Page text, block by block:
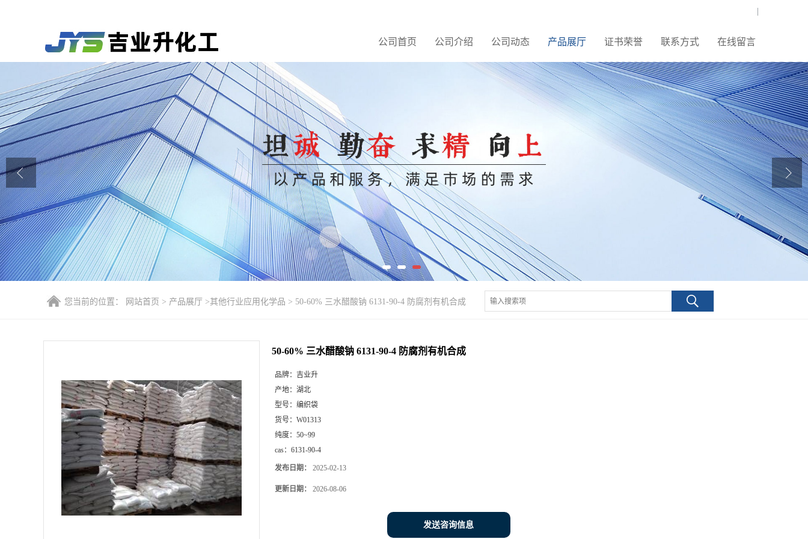
公司首页 公司介绍 公司动态 产品展厅 证书荣誉 联系方式 在线留言
公司首页
公司动态
产品展厅
证书荣誉
联系方式
在线留言
您当前的位置： 网站首页 > 产品展厅 >其他行业应用化学品 > 50-60% 三水醋酸钠 6131-90-4 防腐剂有机合成
50-60% 三水醋酸钠 6131-90-4 防腐剂有机合成
品牌： 吉业升
产地： 湖北
型号： 编织袋
货号： W01313
纯度： 50~99
cas： 6131-90-4
发布日期： 2025-02-13
更新日期： 2026-08-06
发送咨询信息